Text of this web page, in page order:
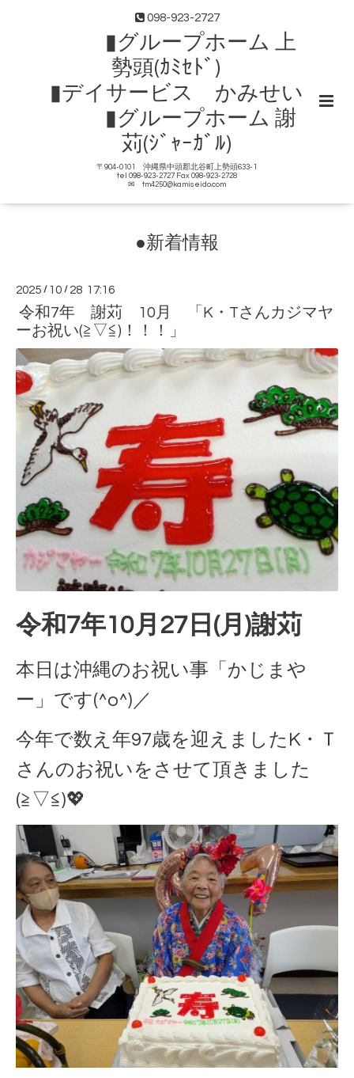
098-923-2727
▮グループホーム 上
勢頭(ｶﾐｾﾄﾞ)
▮デイサービス かみせい
▮グループホーム 謝
苅(ｼﾞｬｰｶﾞﾙ)
〒904-0101 沖縄県中頭郡北谷町上勢頭633-1
tel 098-923-2727 Fax 098-923-2728
✉ tm4250@kamiseido.com
●新着情報
2025 / 10 / 28 17:16
令和7年 謝苅 10月 「K・Tさんカジマヤ
ーお祝い(≧▽≦)！！！」
令和7年10月27日(月)謝苅
本日は沖縄のお祝い事「かじまや
ー」です(^o^)／
今年で数え年97歳を迎えましたK・Ｔ
さんのお祝いをさせて頂きました
(≧▽≦)💖